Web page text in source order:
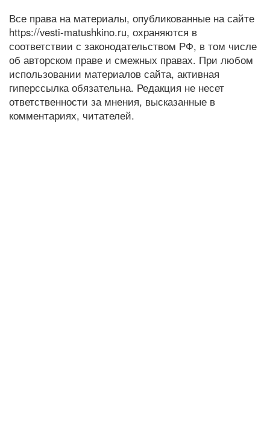
Все права на материалы, опубликованные на сайте
https://vesti-matushkino.ru, охраняются в
соответствии с законодательством РФ, в том числе
об авторском праве и смежных правах. При любом
использовании материалов сайта, активная
гиперссылка обязательна. Редакция не несет
ответственности за мнения, высказанные в
комментариях, читателей.